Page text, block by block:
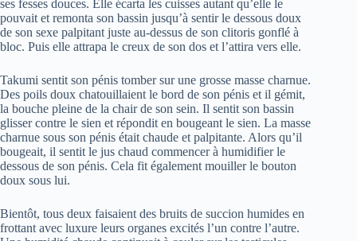
ses fesses douces. Elle écarta les cuisses autant qu’elle le
pouvait et remonta son bassin jusqu’à sentir le dessous doux
de son sexe palpitant juste au-dessus de son clitoris gonflé à
bloc. Puis elle attrapa le creux de son dos et l’attira vers elle.
Takumi sentit son pénis tomber sur une grosse masse charnue.
Des poils doux chatouillaient le bord de son pénis et il gémit,
la bouche pleine de la chair de son sein. Il sentit son bassin
glisser contre le sien et répondit en bougeant le sien. La masse
charnue sous son pénis était chaude et palpitante. Alors qu’il
bougeait, il sentit le jus chaud commencer à humidifier le
dessous de son pénis. Cela fit également mouiller le bouton
doux sous lui.
Bientôt, tous deux faisaient des bruits de succion humides en
frottant avec luxure leurs organes excités l’un contre l’autre.